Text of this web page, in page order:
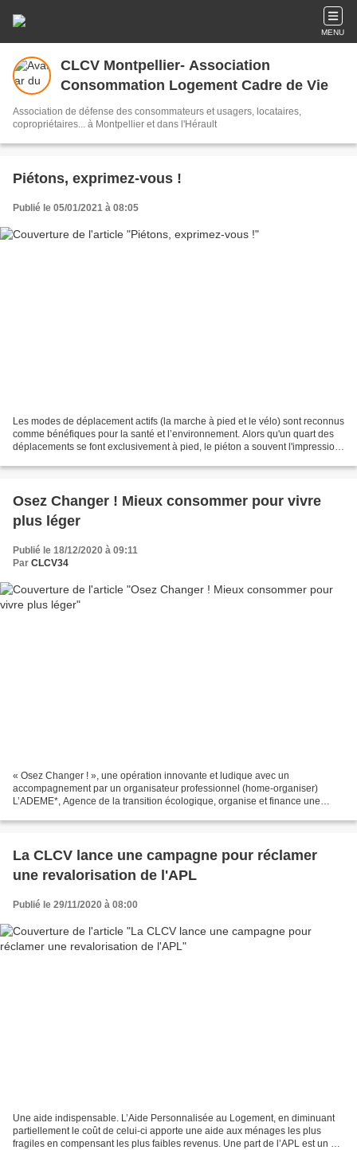
MENU
CLCV Montpellier- Association
Consommation Logement Cadre de Vie
Association de défense des consommateurs et usagers, locataires,
copropriétaires... à Montpellier et dans l'Hérault
Piétons, exprimez-vous !
Publié le 05/01/2021 à 08:05
Les modes de déplacement actifs (la marche à pied et le vélo) sont reconnus
comme bénéfiques pour la santé et l’environnement. Alors qu'un quart des
déplacements se font exclusivement à pied, le piéton a souvent l'impression
Osez Changer ! Mieux consommer pour vivre
plus léger
Publié le 18/12/2020 à 09:11
Par CLCV34
« Osez Changer ! », une opération innovante et ludique avec un
accompagnement par un organisateur professionnel (home-organiser)
L’ADEME*, Agence de la transition écologique, organise et finance une
La CLCV lance une campagne pour réclamer
une revalorisation de l'APL
Publié le 29/11/2020 à 08:00
Une aide indispensable. L’Aide Personnalisée au Logement, en diminuant
partiellement le coût de celui-ci apporte une aide aux ménages les plus
fragiles en compensant les plus faibles revenus. Une part de l’APL est un «